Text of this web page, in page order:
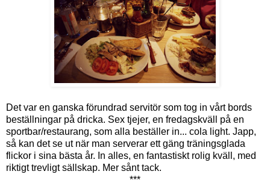
Det var en ganska förundrad servitör som tog in vårt bords
beställningar på dricka. Sex tjejer, en fredagskväll på en
sportbar/restaurang, som alla beställer in... cola light. Japp,
så kan det se ut när man serverar ett gäng träningsglada
flickor i sina bästa år. In alles, en fantastiskt rolig kväll, med
riktigt trevligt sällskap. Mer sånt tack.
***